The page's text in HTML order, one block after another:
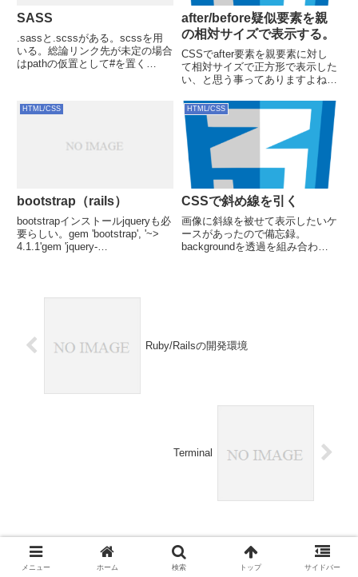
SASS
.sassと.scssがある。scssを用
いる。総論リンク先が未定の場合
はpathの仮置として#を置く
む順@importの上から順。reset
cssを最初...
after/before疑似要素を親
の相対サイズで表示する。
CSSでafter要素を親要素に対し
て相対サイズで正方形で表示した
い、と思う事ってありますよね？
普通にwidthとheightを%指定すれ
ば問題なく表示されます。
#hoge::after{ content: '...
HTML/CSS
bootstrap（rails）
bootstrapインストールjqueryも必
要らしい。gem 'bootstrap', '~>
4.1.1'gem 'jquery-
HTML/CSS
CSSで斜め線を引く
画像に斜線を被せて表示したいケ
ースがあったので備忘録。
backgroundを透過を組み合わせ
Ruby/Railsの開発環境
Terminal
コメント
メニュー ホーム 検索 トップ サイドバー